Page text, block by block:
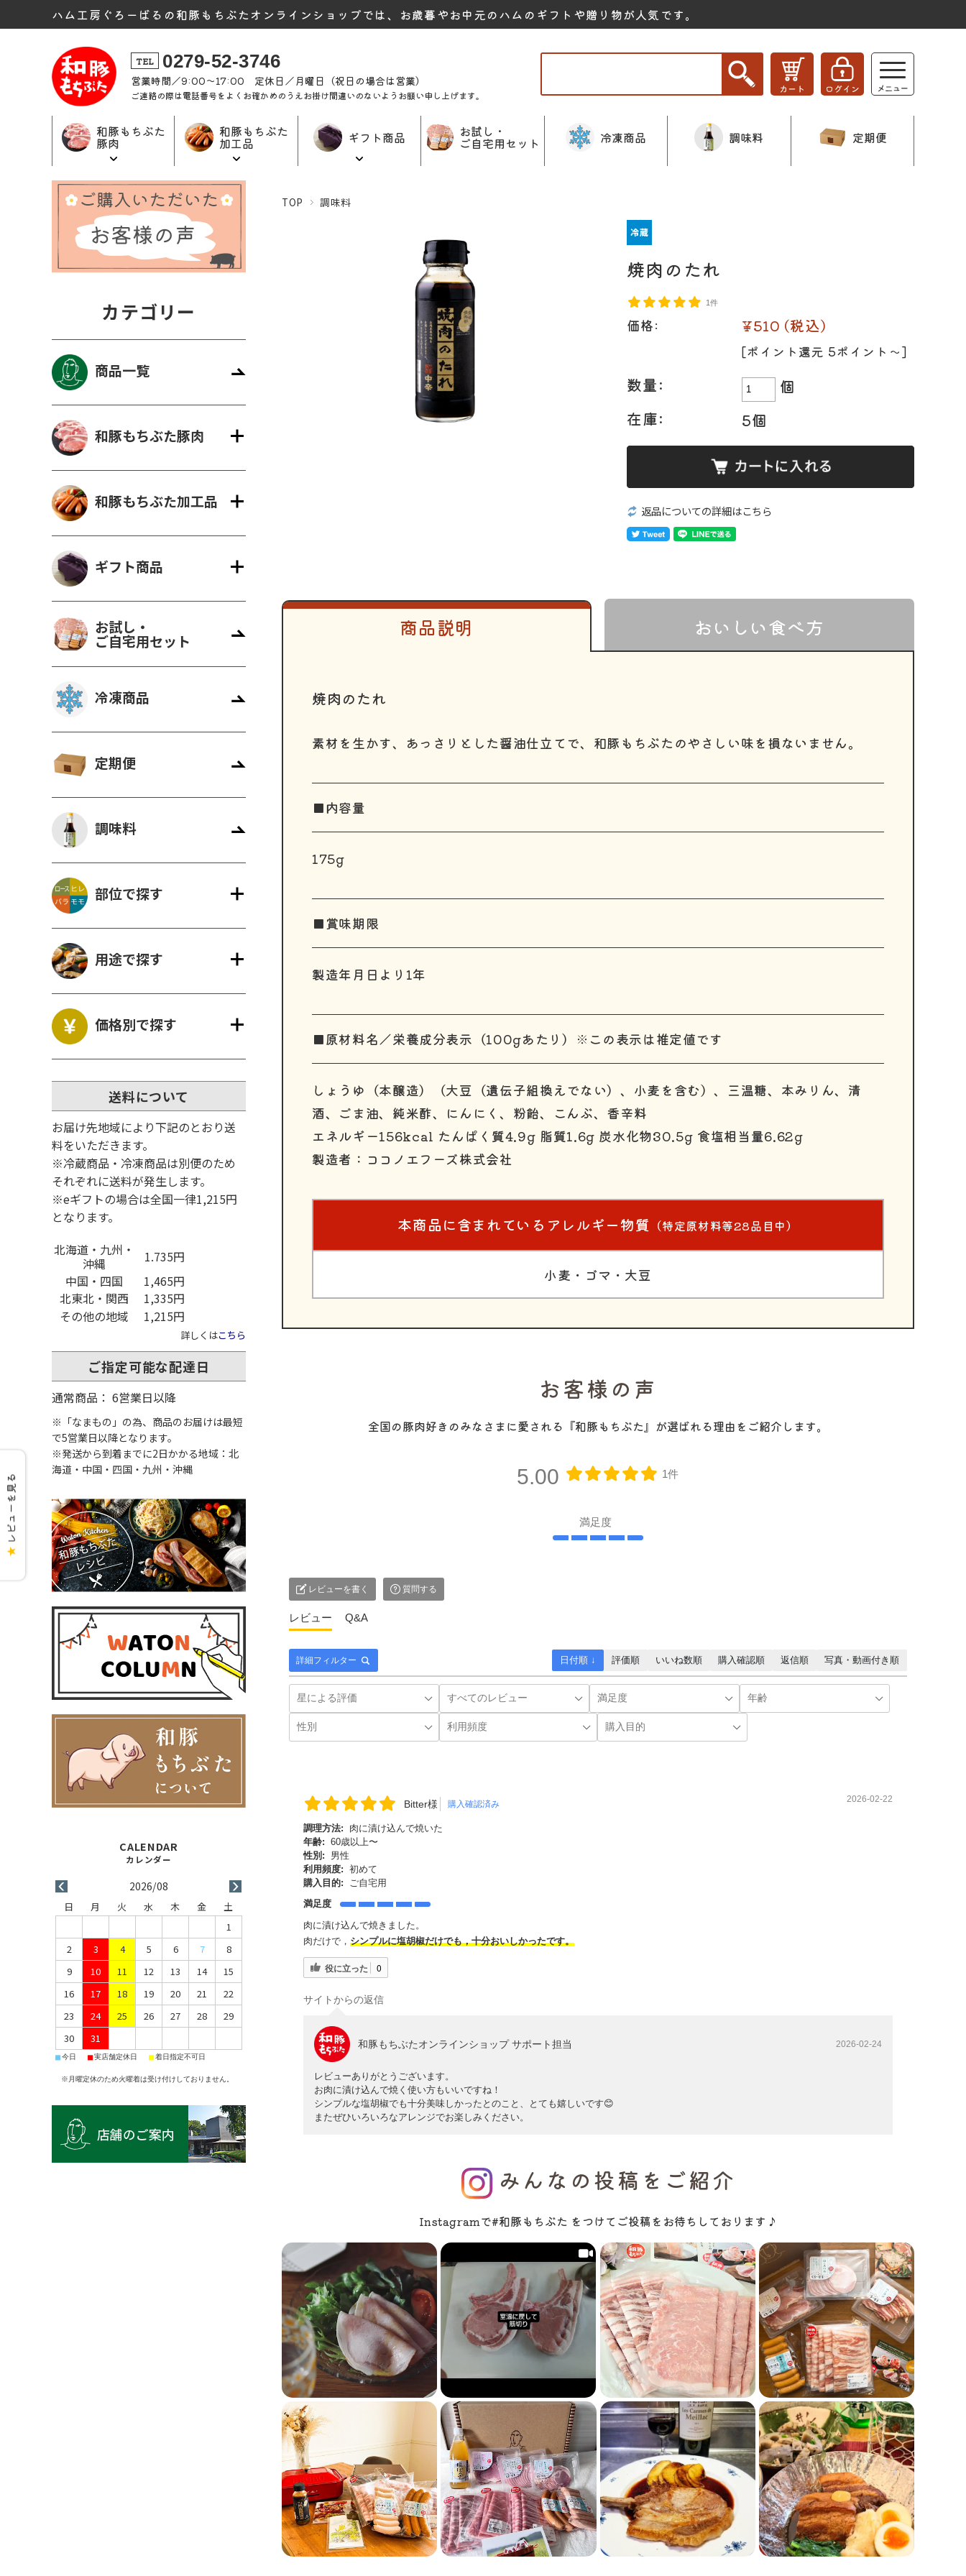
ハム工房ぐろーばるの和豚もちぶたオンラインショップでは、お歳暮やお中元のハムのギフトや贈り物が人気です。
TEL 0279-52-3746
営業時間／9:00〜17:00 定休日／月曜日（祝日の場合は営業）
ご連絡の際は電話番号をよくお確かめのうえお掛け間違いのないようお願い申し上げます。
和豚もちぶた
豚肉
和豚もちぶた
豚肉トップ
バラ こま切れ
・ひき肉
和豚もちぶた
加工品
和豚もちぶた
加工品トップ
ソーセージ アイスバイン 惣菜・レトルト
ギフト商品
ギフト商品
トップ
加工品の
ギフト
お試し・
ご自宅用セット 冷凍商品 調味料 定期便
TOP 調味料
焼肉のたれ
1件
価格: ¥510 (税込)
[ポイント還元 5ポイント〜]
数量:
個
在庫:
5個
返品についての詳細はこちら
商品説明 おいしい食べ方
焼肉のたれ
素材を生かす、あっさりとした醤油仕立てで、和豚もちぶたのやさしい味を損ないません。
■内容量
175g
■賞味期限
製造年月日より1年
■原材料名／栄養成分表示（100gあたり）※この表示は推定値です
しょうゆ（本醸造）（大豆（遺伝子組換えでない）、小麦を含む）、三温糖、本みりん、清
酒、ごま油、純米酢、にんにく、粉飴、こんぶ、香辛料
エネルギー156kcal たんぱく質4.9g 脂質1.6g 炭水化物30.5g 食塩相当量6.62g
製造者：ココノエフーズ株式会社
本商品に含まれているアレルギー物質 （特定原材料等28品目中）
小麦・ゴマ・大豆
お客様の声
全国の豚肉好きのみなさまに愛される『和豚もちぶた』が選ばれる理由をご紹介します。
5.00 1件
満足度
レビューを書く 質問する
レビュー Q&A
詳細フィルター 日付順 ↓ 評価順 いいね数順 購入確認順 返信順 写真・動画付き順
Bitter様 購入確認済み 2026-02-22
調理方法:
肉に漬け込んで焼いた
年齢: 60歳以上〜
性別:
男性
利用頻度: 初めて
購入目的:
ご自宅用
満足度
肉に漬け込んで焼きました。
肉だけで， シンプルに塩胡椒だけでも，十分おいしかったです。
役に立った 0
サイトからの返信
和豚もちぶたオンラインショップ サポート担当 2026-02-24
レビューありがとうございます。
お肉に漬け込んで焼く使い方もいいですね！
シンプルな塩胡椒でも十分美味しかったとのこと、とても嬉しいです😊
またぜひいろいろなアレンジでお楽しみください。
みんなの投稿をご紹介
Instagramで#和豚もちぶた をつけてご投稿をお待ちしております♪
カテゴリー
商品一覧
和豚もちぶた豚肉
和豚もちぶた加工品
ギフト商品
お試し・
ご自宅用セット
冷凍商品
定期便
調味料
部位で探す
用途で探す
価格別で探す
送料について
お届け先地域により下記のとおり送
料をいただきます。
※冷蔵商品・冷凍商品は別便のため
それぞれに送料が発生します。
※eギフトの場合は全国一律1,215円
となります。
北海道・九州・
沖縄
1.735円
中国・四国
1,465円
北東北・関西
1,335円
その他の地域
1,215円
詳しくはこちら
ご指定可能な配達日
通常商品： 6営業日以降
※「なまもの」の為、商品のお届けは最短
で5営業日以降となります。
※発送から到着までに2日かかる地域：北
海道・中国・四国・九州・沖縄
2026/08
日 月 火 水 木 金
土
1
2
3 4 5 6 7
8
9
10 11 12 13 14
15
16
17 18 19 20 21
22
23
24 25 26 27 28
29
30
31
■今日 ■実店舗定休日 ■着日指定不可日
※月曜定休のため火曜着は受け付けしておりません。
★
レビューを見る